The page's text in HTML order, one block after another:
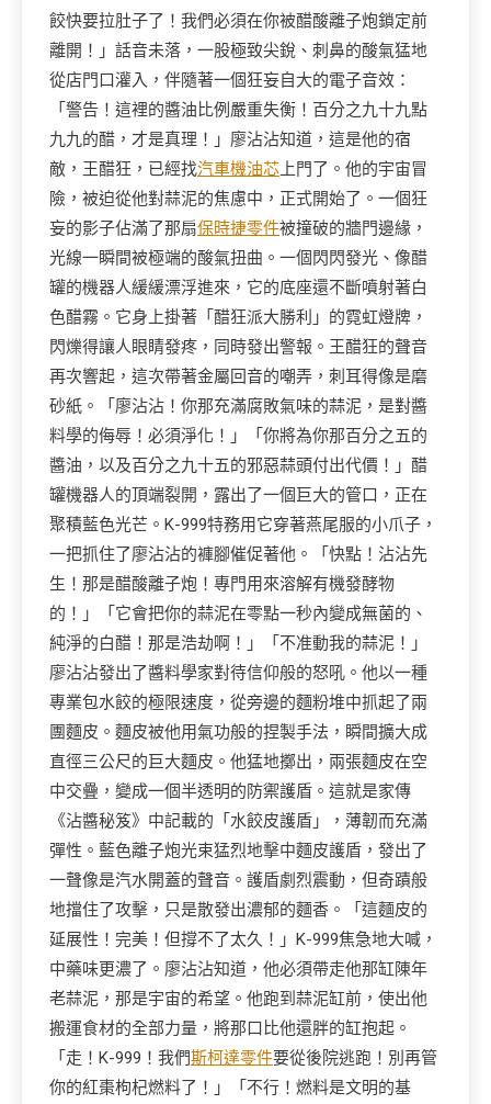
餃快要拉肚子了！我們必須在你被醋酸離子炮鎖定前
離開！」話音未落，一股極致尖銳、刺鼻的酸氣猛地
從店門口灌入，伴隨著一個狂妄自大的電子音效：
「警告！這裡的醬油比例嚴重失衡！百分之九十九點
九九的醋，才是真理！」廖沾沾知道，這是他的宿
敵，王醋狂，已經找汽車機油芯 上門了。他的宇宙冒
險，被迫從他對蒜泥的焦慮中，正式開始了。一個狂
妄的影子佔滿了那扇保時捷零件被撞破的牆門邊緣，
光線一瞬間被極端的酸氣扭曲。一個閃閃發光、像醋
罐的機器人緩緩漂浮進來，它的底座還不斷噴射著白
色醋霧。它身上掛著「醋狂派大勝利」的霓虹燈牌，
閃爍得讓人眼睛發疼，同時發出警報。王醋狂的聲音
再次響起，這次帶著金屬回音的嘲弄，刺耳得像是磨
砂紙。「廖沾沾！你那充滿腐敗氣味的蒜泥，是對醬
料學的侮辱！必須淨化！」「你將為你那百分之五的
醬油，以及百分之九十五的邪惡蒜頭付出代價！」醋
罐機器人的頂端裂開，露出了一個巨大的管口，正在
聚積藍色光芒。K-999特務用它穿著燕尾服的小爪子，
一把抓住了廖沾沾的褲腳催促著他。「快點！沾沾先
生！那是醋酸離子炮！專門用來溶解有機發酵物
的！」「它會把你的蒜泥在零點一秒內變成無菌的、
純淨的白醋！那是浩劫啊！」「不准動我的蒜泥！」
廖沾沾發出了醬料學家對待信仰般的怒吼。他以一種
專業包水餃的極限速度，從旁邊的麵粉堆中抓起了兩
團麵皮。麵皮被他用氣功般的捏製手法，瞬間擴大成
直徑三公尺的巨大麵皮。他猛地擲出，兩張麵皮在空
中交疊，變成一個半透明的防禦護盾。這就是家傳
《沾醬秘笈》中記載的「水餃皮護盾」，薄韌而充滿
彈性。藍色離子炮光束猛烈地擊中麵皮護盾，發出了
一聲像是汽水開蓋的聲音。護盾劇烈震動，但奇蹟般
地擋住了攻擊，只是散發出濃郁的麵香。「這麵皮的
延展性！完美！但撐不了太久！」K-999焦急地大喊，
中藥味更濃了。廖沾沾知道，他必須帶走他那缸陳年
老蒜泥，那是宇宙的希望。他跑到蒜泥缸前，使出他
搬運食材的全部力量，將那口比他還胖的缸抱起。
「走！K-999！我們斯柯達零件要從後院逃跑！別再管
你的紅棗枸杞燃料了！」「不行！燃料是文明的基